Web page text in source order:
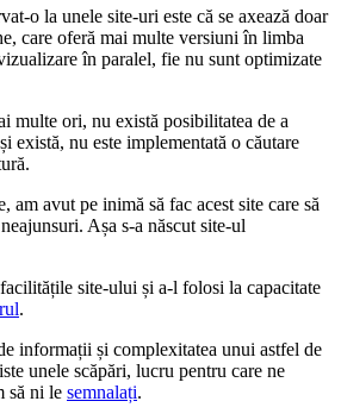
o la unele site-uri este că se axează doar
care oferă mai multe versiuni în limba
în paralel, fie nu sunt optimizate
multe ori, nu există posibilitatea de a
există, nu este implementată o căutare
am avut pe inimă să fac acest site care să
Așa s-a născut site-ul
site-ului și a-l folosi la capacitate
.
informații și complexitatea unui astfel de
unele scăpări, lucru pentru care ne
să ni le semnalați.